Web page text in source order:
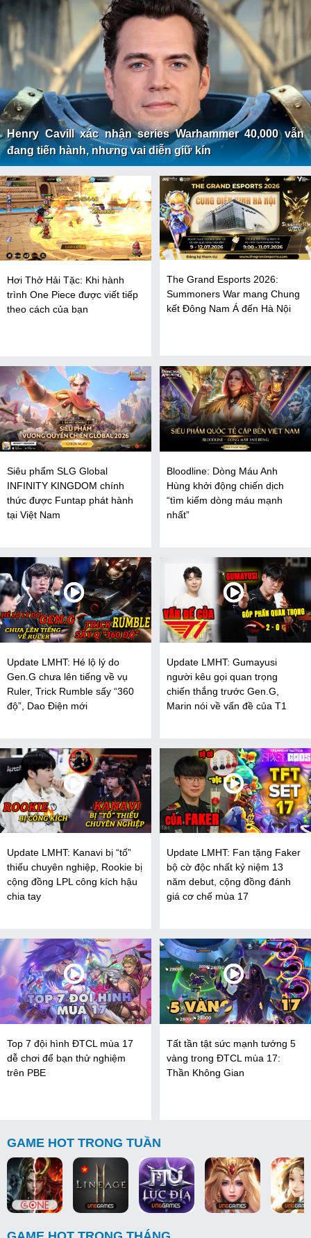
Henry Cavill xác nhận series Warhammer 40,000 vẫn
đang tiến hành, nhưng vai diễn giữ kín
Hơi Thở Hải Tặc: Khi hành
trình One Piece được viết tiếp
theo cách của bạn
The Grand Esports 2026:
Summoners War mang Chung
kết Đông Nam Á đến Hà Nội
Siêu phẩm SLG Global
INFINITY KINGDOM chính
thức được Funtap phát hành
tại Việt Nam
Bloodline: Dòng Máu Anh
Hùng khởi động chiến dịch
“tìm kiếm dòng máu mạnh
nhất”
Update LMHT: Hé lộ lý do
Gen.G chưa lên tiếng về vụ
Ruler, Trick Rumble sấy “360
độ”, Dao Điện mới
Update LMHT: Gumayusi
người kêu gọi quan trọng
chiến thắng trước Gen.G,
Marin nói về vấn đề của T1
Update LMHT: Kanavi bị “tố”
thiếu chuyên nghiệp, Rookie bị
cộng đồng LPL công kích hậu
chia tay
Update LMHT: Fan tặng Faker
bộ cờ độc nhất kỷ niệm 13
năm debut, cộng đồng đánh
giá cơ chế mùa 17
Top 7 đội hình ĐTCL mùa 17
dễ chơi để bạn thử nghiệm
trên PBE
Tất tần tật sức mạnh tướng 5
vàng trong ĐTCL mùa 17:
Thần Không Gian
GAME HOT TRONG TUẦN